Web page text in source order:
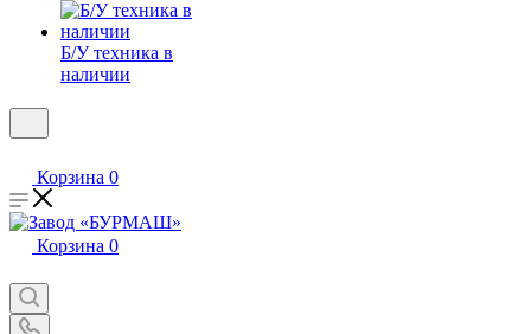
Б/У техника в
наличии
Корзина 0
Корзина 0